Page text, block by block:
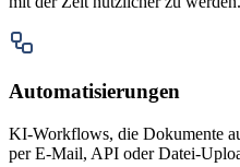
Automatisierungen
KI-Workflows, die Dokumente
per E-Mail, API oder Datei-